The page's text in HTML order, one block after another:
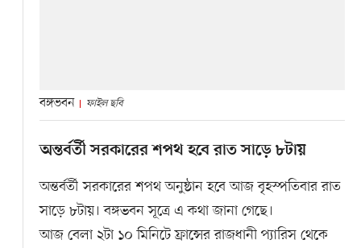
বঙ্গভবন ফাইল ছবি
অন্তর্বর্তী সরকারের শপথ হবে রাত সাড়ে ৮টায়
অন্তর্বর্তী সরকারের শপথ অনুষ্ঠান হবে আজ বৃহস্পতিবার রাত
সাড়ে ৮টায়। বঙ্গভবন সূত্রে এ কথা জানা গেছে।
আজ বেলা ২টা ১০ মিনিটে ফ্রান্সের রাজধানী প্যারিস থেকে